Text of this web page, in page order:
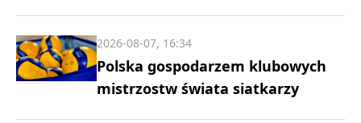
Polska gospodarzem klubowych
mistrzostw świata siatkarzy
2026-08-07, 16:34